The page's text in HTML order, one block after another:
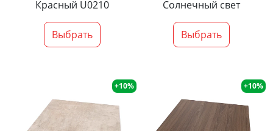
Красный U0210
Выбрать
Солнечный свет
Выбрать
+10% +10%